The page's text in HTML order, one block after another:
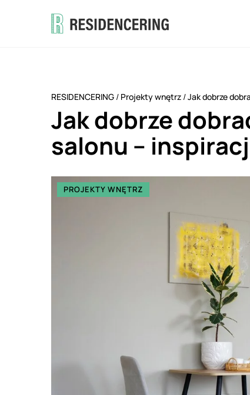
RESIDENCERING / Projekty wnętrz /Jak dobrze
Jak dobrze
salonu –
PROJEKTY WNĘTRZ